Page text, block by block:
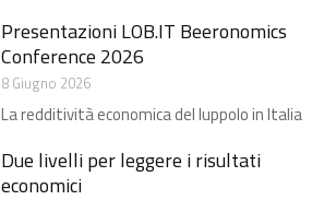
Presentazioni LOB.IT Beeronomics
Conference 2026
8 Giugno 2026
La redditività economica del luppolo in Italia
Due livelli per leggere i risultati
economici